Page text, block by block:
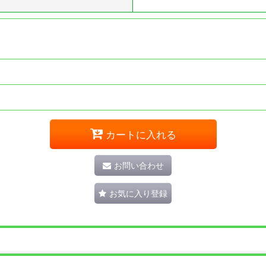
カートに入れる
お問い合わせ
お気に入り登録